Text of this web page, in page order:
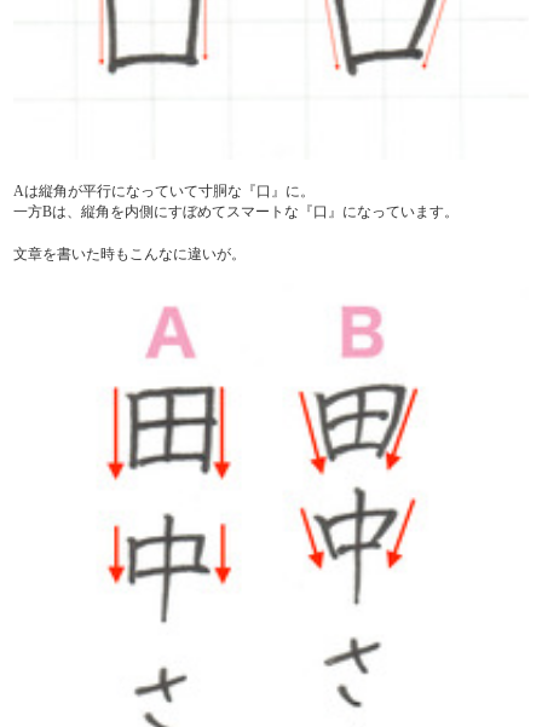
Aは縦角が平行になっていて寸胴な『口』に。
一方Bは、縦角を内側にすぼめてスマートな『口』になっています。
文章を書いた時もこんなに違いが。